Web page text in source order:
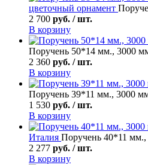
цветочный орнамент
2 700 руб. / шт.
В корзину
Поручень 50*14 мм., 3000
2 360 руб. / шт.
В корзину
Поручень 39*11 мм., 3000
1 530 руб. / шт.
В корзину
Италия Поручень 40*11
2 277 руб. / шт.
В корзину